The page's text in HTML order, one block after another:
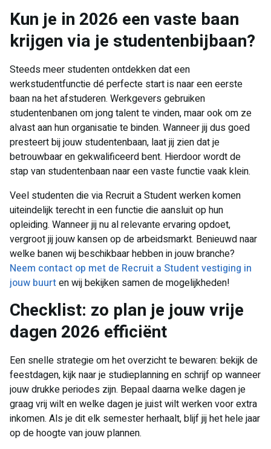
Kun je in 2026 een vaste baan
krijgen via je studentenbijbaan?
Steeds meer studenten ontdekken dat een
werkstudentfunctie dé perfecte start is naar een eerste
baan na het afstuderen. Werkgevers gebruiken
studentenbanen om jong talent te vinden, maar ook om ze
alvast aan hun organisatie te binden. Wanneer jij dus goed
presteert bij jouw studentenbaan, laat jij zien dat je
betrouwbaar en gekwalificeerd bent. Hierdoor wordt de
stap van studentenbaan naar een vaste functie vaak klein.
Veel studenten die via Recruit a Student werken komen
uiteindelijk terecht in een functie die aansluit op hun
opleiding. Wanneer jij nu al relevante ervaring opdoet,
vergroot jij jouw kansen op de arbeidsmarkt. Benieuwd naar
welke banen wij beschikbaar hebben in jouw branche?
Neem contact op met de Recruit a Student vestiging in
jouw buurten wij bekijken samen de mogelijkheden!
Checklist: zo plan je jouw vrije
dagen 2026 efficiënt
Een snelle strategie om het overzicht te bewaren: bekijk de
feestdagen, kijk naar je studieplanning en schrijf op wanneer
jouw drukke periodes zijn. Bepaal daarna welke dagen je
graag vrij wilt en welke dagen je juist wilt werken voor extra
inkomen. Als je dit elk semester herhaalt, blijf jij het hele jaar
op de hoogte van jouw plannen.